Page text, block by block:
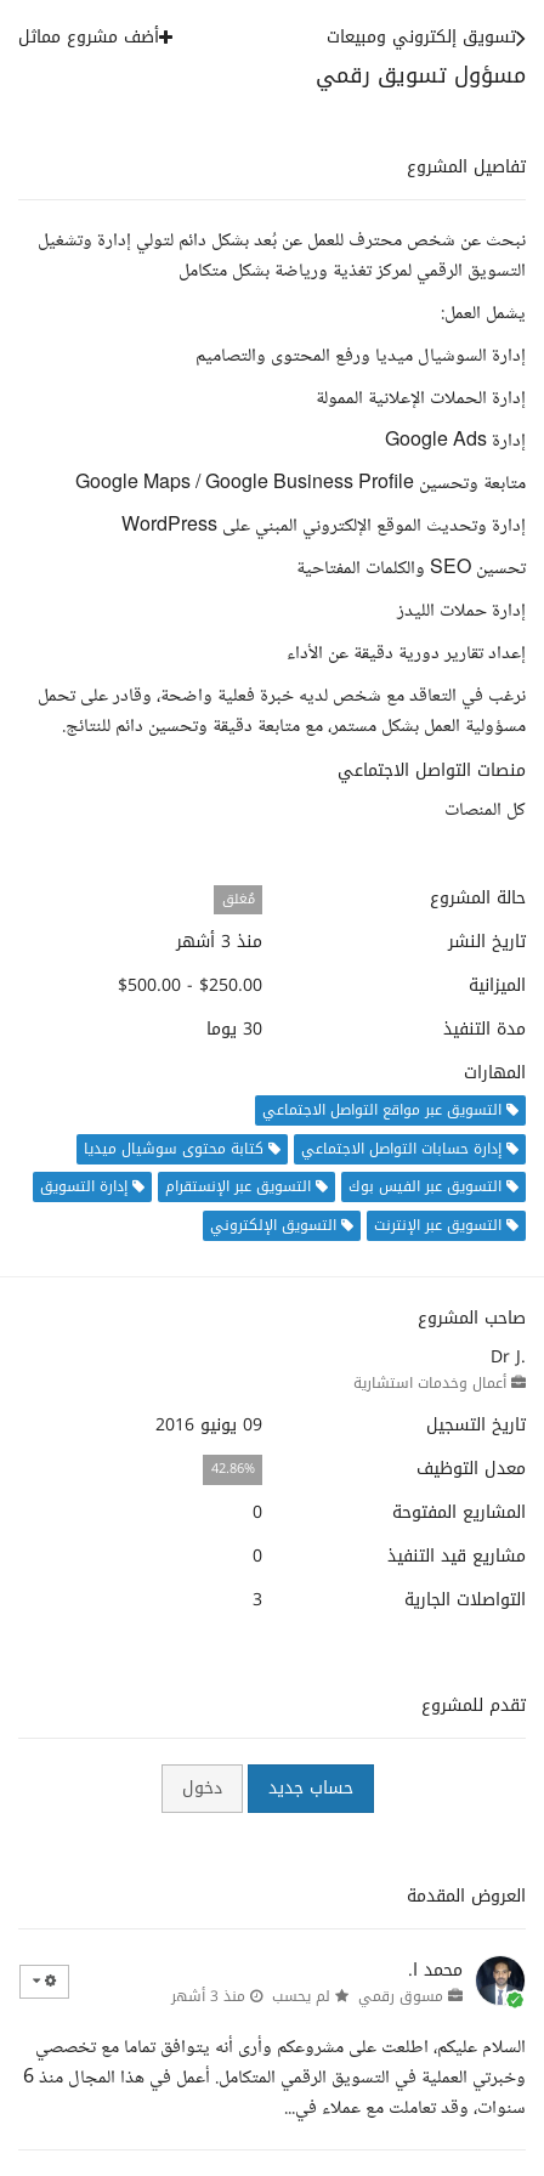
مسؤول تسويق رقمي
تسويق إلكتروني ومبيعات أضف مشروع مماثل
تفاصيل المشروع
نبحث عن شخص محترف للعمل عن بُعد بشكل دائم لتولي إدارة وتشغيل
التسويق الرقمي لمركز تغذية ورياضة بشكل متكامل
يشمل العمل:
إدارة السوشيال ميديا ورفع المحتوى والتصاميم
إدارة الحملات الإعلانية الممولة
إدارة Google Ads
متابعة وتحسين Google Maps / Google Business Profile
إدارة وتحديث الموقع الإلكتروني المبني على WordPress
تحسين SEO والكلمات المفتاحية
إدارة حملات الليدز
إعداد تقارير دورية دقيقة عن الأداء
نرغب في التعاقد مع شخص لديه خبرة فعلية واضحة، وقادر على تحمل
مسؤولية العمل بشكل مستمر، مع متابعة دقيقة وتحسين دائم للنتائج.
منصات التواصل الاجتماعي
كل المنصات
حالة المشروع مُغلق
تاريخ النشر
منذ 3 أشهر
الميزانية
$250.00 - $500.00
مدة التنفيذ
30 يوما
المهارات
التسويق عبر مواقع التواصل الاجتماعي
إدارة حسابات التواصل الاجتماعي
كتابة محتوى سوشيال ميديا
التسويق عبر الفيس بوك
التسويق عبر الإنستقرام
إدارة التسويق
التسويق عبر الإنترنت
التسويق الإلكتروني
صاحب المشروع
Dr J.
أعمال وخدمات استشارية
تاريخ التسجيل
09 يونيو 2016
معدل التوظيف
42.86%
المشاريع المفتوحة
0
مشاريع قيد التنفيذ
0
التواصلات الجارية
3
تقدم للمشروع
حساب جديد دخول
العروض المقدمة
محمد ا.
مسوق رقمي لم يحسب منذ 3 أشهر
السلام عليكم، اطلعت على مشروعكم وأرى أنه يتوافق تماما مع تخصصي
وخبرتي العملية في التسويق الرقمي المتكامل. أعمل في هذا المجال منذ 6
سنوات، وقد تعاملت مع عملاء في...